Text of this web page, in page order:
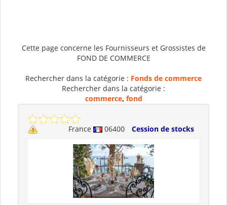
Cette page concerne les Fournisseurs et Grossistes de
FOND DE COMMERCE
Rechercher dans la catégorie : Fonds de commerce
Rechercher dans la catégorie :
commerce, fond
France 06400 Cession de stocks